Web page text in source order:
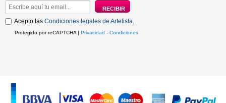
Acepto las Condiciones legales de Artelista.
Protegido por reCAPTCHA | Privacidad - Condiciones